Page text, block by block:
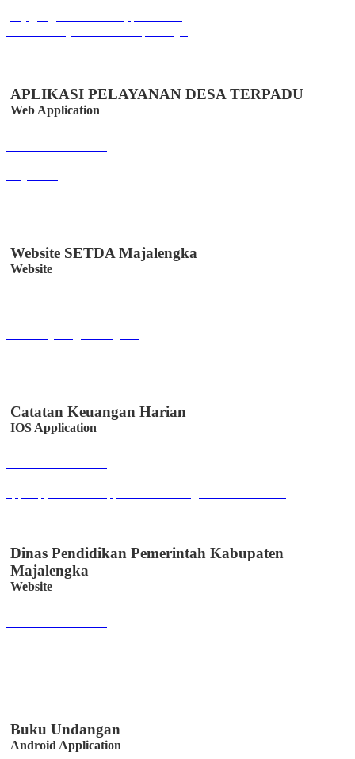
APLIKASI PELAYANAN DESA TERPADU
Web Application
Website SETDA Majalengka
Website
Catatan Keuangan Harian
IOS Application
Dinas Pendidikan Pemerintah Kabupaten
Majalengka
Website
Buku Undangan
Android Application